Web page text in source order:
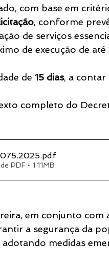
com base em
, conforme
de serviços
de execução de até
de 15 dias, a contar
completo do
.pdf
PDF • 1.11MB
em conjunto com
a segurança da
medidas